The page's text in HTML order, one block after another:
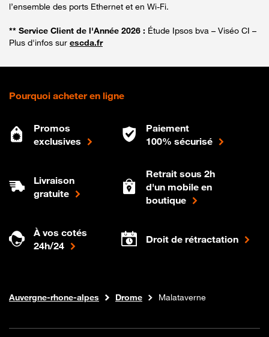
l’ensemble des ports Ethernet et en Wi-Fi.
** Service Client de l'Année 2026 : Étude Ipsos bva – Viséo CI –
Plus d'infos sur escda.fr
Pourquoi acheter en ligne
Promos
exclusives
Paiement
100% sécurisé
Livraison
gratuite
Retrait sous 2h
d'un mobile en
boutique
À vos cotés
24h/24
Droit de rétractation
Boutique Orange
Internet fibre
Auvergne-rhone-alpes Drome Malataverne